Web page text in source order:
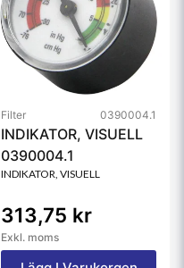
Filter 0390004.1
INDIKATOR, VISUELL
0390004.1
INDIKATOR, VISUELL
313,75 kr
Exkl. moms